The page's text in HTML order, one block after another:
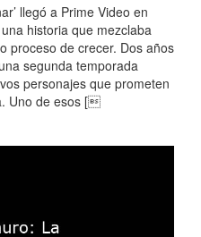
llegó a Prime Video en
historia que mezclaba
proceso de crecer. Dos años
segunda temporada
personajes que prometen
Uno de esos [